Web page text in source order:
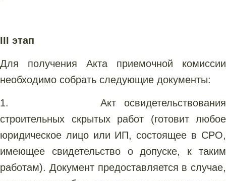
III этап
Для получения Акта приемочной комиссии
необходимо собрать следующие документы:
1. Акт освидетельствования
строительных скрытых работ (готовит любое
юридическое лицо или ИП, состоящее в СРО,
имеющее свидетельство о допуске, к таким
работам). Документ предоставляется в случае,